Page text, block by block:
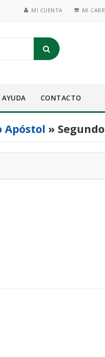
MI CUENTA MI
AYUDA CONTACTO
Apóstol » Segundo